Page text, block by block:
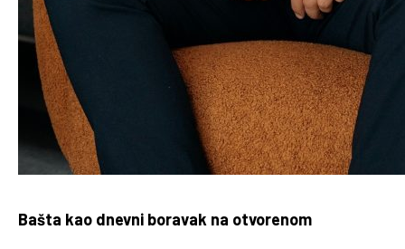
Bašta kao dnevni boravak na otvorenom